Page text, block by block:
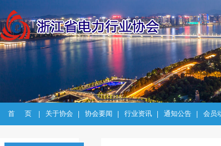
首     页 关于协会 协会要闻 行业资讯 通知公告 会员